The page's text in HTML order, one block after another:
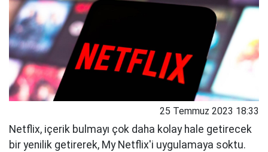
25 Temmuz 2023 18:33
Netflix, içerik bulmayı çok daha kolay hale getirecek
bir yenilik getirerek, My Netflix'i uygulamaya soktu.